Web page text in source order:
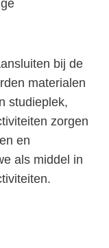
bij de
materialen
studieplek,
zorgen
en
als middel in